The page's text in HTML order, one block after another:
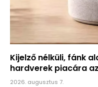
Kijelző nélküli, fánk
hardverek piacára
2026. augusztus 7.